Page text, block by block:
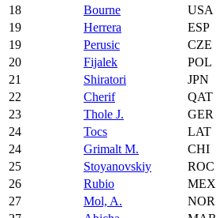
18
Bourne USA
19
Herrera ESP
19
Perusic CZE
20
Fijalek POL
21
Shiratori JPN
22
Cherif QAT
23
Thole J. GER
24
Tocs LAT
24
Grimalt M. CHI
25
Stoyanovskiy ROC
26
Rubio MEX
27
Mol, A. NOR